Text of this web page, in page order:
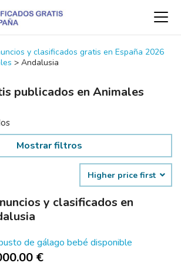
y clasificados gratis en España 2026
> Andalusia
publicados en Animales
Mostrar filtros
Higher price first
y clasificados en
de gálago bebé disponible
€